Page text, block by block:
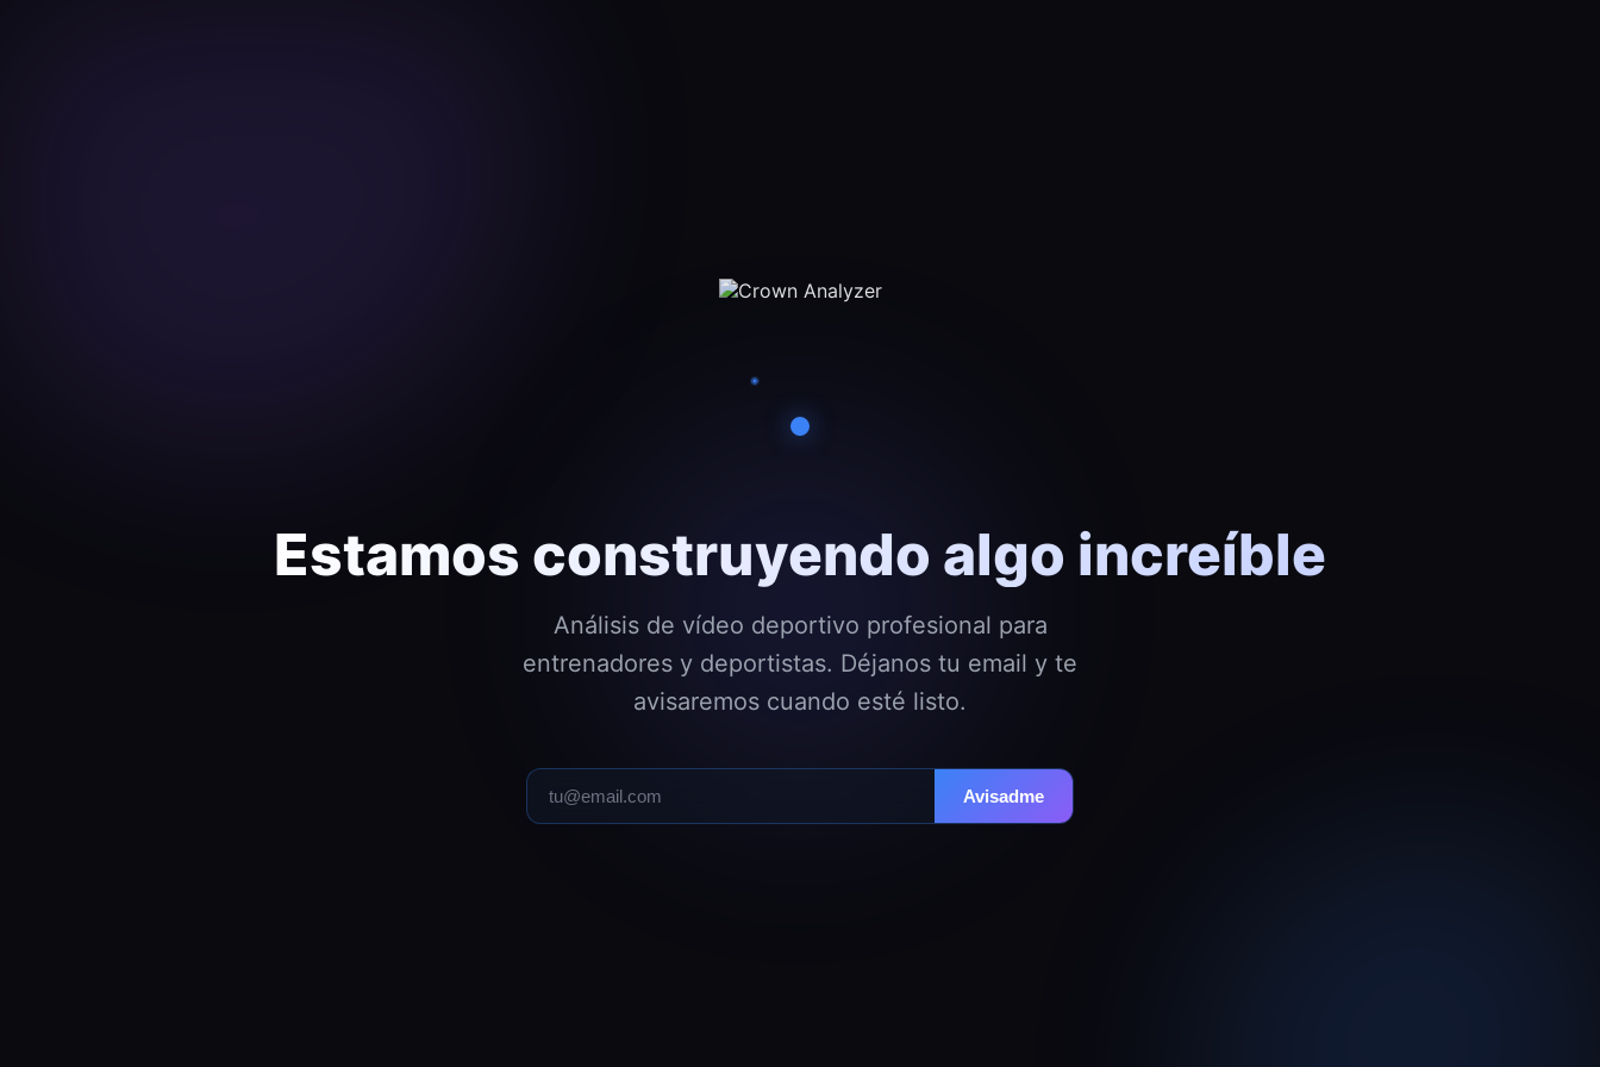
Estamos construyendo algo increíble
Análisis de vídeo deportivo profesional para
entrenadores y deportistas. Déjanos tu email y te
avisaremos cuando esté listo.
Avisadme